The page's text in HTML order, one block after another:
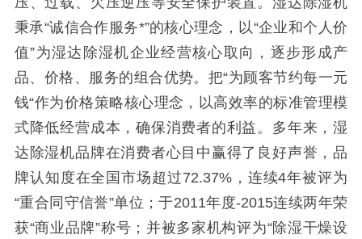
秉承“诚信合作服务*”的核心理念，以“企业和个人价
值”为湿达除湿机企业经营核心取向，逐步形成产
品、价格、服务的组合优势。把“为顾客节约每一元
钱“作为价格策略核心理念，以高效率的标准管理模
式降低经营成本，确保消费者的利益。多年来，湿
达除湿机品牌在消费者心目中赢得了良好声誉，品
牌认知度在全国市场超过72.37%，连续4年被评为
“重合同守信誉”单位；于2011年度-2015连续两年荣
获“商业品牌”称号；并被多家机构评为“除湿干燥设